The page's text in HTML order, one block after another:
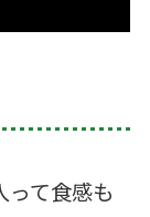
って食感も